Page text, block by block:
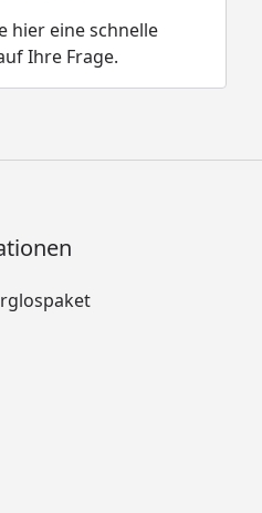
hier eine schnelle
Ihre Frage.